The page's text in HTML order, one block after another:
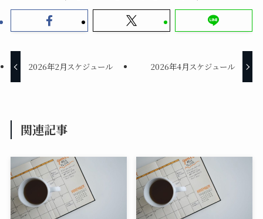
2026年2月スケジュール 2026年4月スケジュール
関連記事